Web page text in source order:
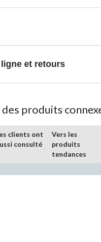
et retours
produits
clients ont
consulté
Vers les
produits
tendances